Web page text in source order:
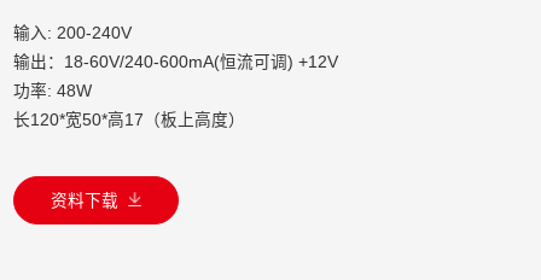
输入: 200-240V
输出：18-60V/240-600mA(恒流可调) +12V
功率: 48W
长120*宽50*高17（板上高度）
资料下载